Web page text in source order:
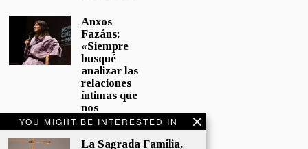
YOU MIGHT BE INTERESTED IN
La Sagrada Familia,
Anxos
Fazáns:
«Siempre
busqué
analizar las
relaciones
íntimas que
nos
afectan»
5 junio, 2026